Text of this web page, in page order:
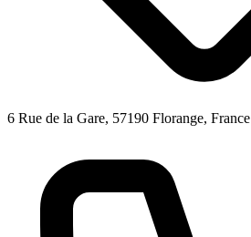
6 Rue de la Gare, 57190 Florange, France